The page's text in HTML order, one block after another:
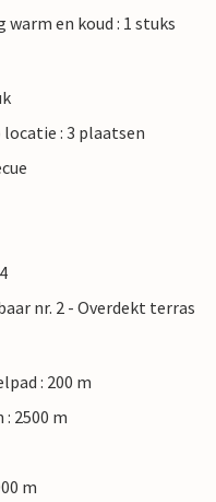
en koud : 1 stuks
: 3 plaatsen
nr. 2 - Overdekt terras
: 200 m
2500 m
m